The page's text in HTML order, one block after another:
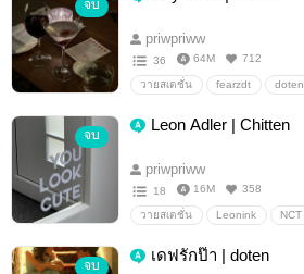
จบ
priwpriww
36 64M 712
วายสเตชั่น fearzdt doten
จบ
Leon Adler | Chitten
priwpriww
18 16M 358
วายสเตชั่น Leonink NCT
จบ
เดฟรักป๊า | doten